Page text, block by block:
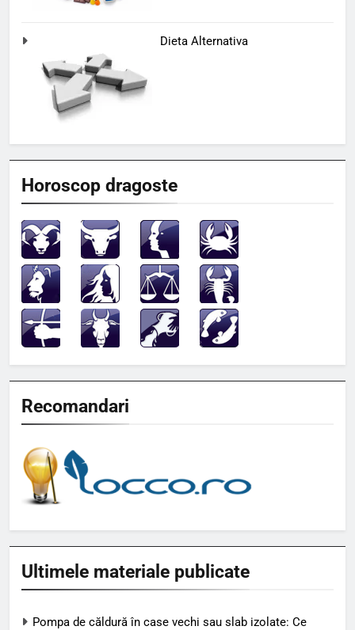
Dieta Alternativa
Horoscop dragoste
Recomandari
Ultimele materiale publicate
Pompa de căldură în case vechi sau slab izolate: Ce